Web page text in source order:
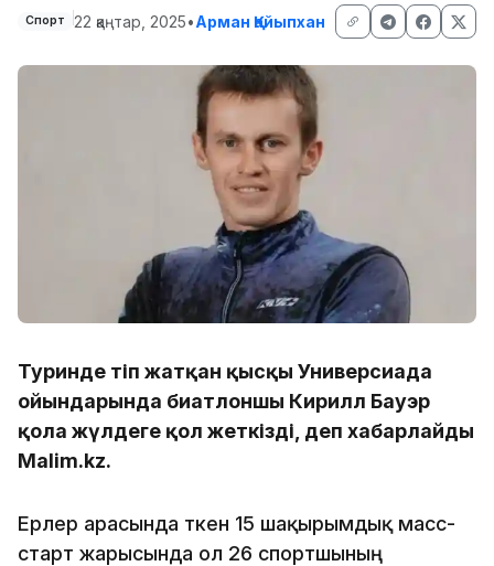
Спорт 22 қаңтар, 2025•Арман Қайыпхан
Туринде өтіп жатқан қысқы Универсиада
ойындарында биатлоншы Кирилл Бауэр
қола жүлдеге қол жеткізді, деп хабарлайды
Malim.kz.
Ерлер арасында өткен 15 шақырымдық масс-
старт жарысында ол 26 спортшының